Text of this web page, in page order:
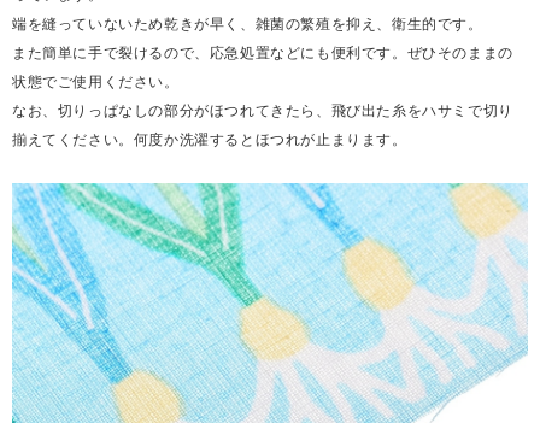
端を縫っていないため乾きが早く、雑菌の繁殖を抑え、衛生的です。
また簡単に手で裂けるので、応急処置などにも便利です。ぜひそのままの
状態でご使用ください。
なお、切りっぱなしの部分がほつれてきたら、飛び出た糸をハサミで切り
揃えてください。何度か洗濯するとほつれが止まります。